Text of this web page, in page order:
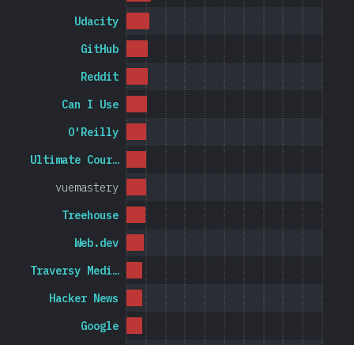
Google
Hacker News
Traversy Medi…
Web.dev
Treehouse
vuemastery
Ultimate Cour…
O'Reilly
Can I Use
Reddit
GitHub
Udacity